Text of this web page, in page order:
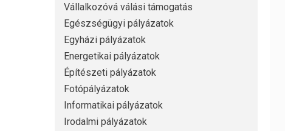
Vállalkozóvá válási támogatás
Egészségügyi pályázatok
Egyházi pályázatok
Energetikai pályázatok
Építészeti pályázatok
Fotópályázatok
Informatikai pályázatok
Irodalmi pályázatok